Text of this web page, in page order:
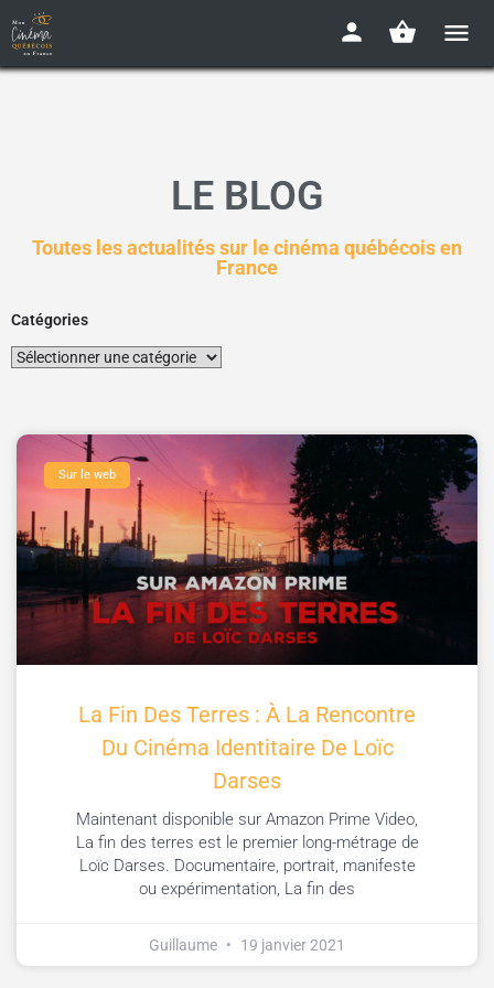
LE BLOG
Toutes les actualités sur le cinéma québécois en
France
Catégories
Sur le web
La Fin Des Terres : À La Rencontre
Du Cinéma Identitaire De Loïc
Darses
Maintenant disponible sur Amazon Prime Video,
La fin des terres est le premier long-métrage de
Loïc Darses. Documentaire, portrait, manifeste
ou expérimentation, La fin des
Guillaume 19 janvier 2021